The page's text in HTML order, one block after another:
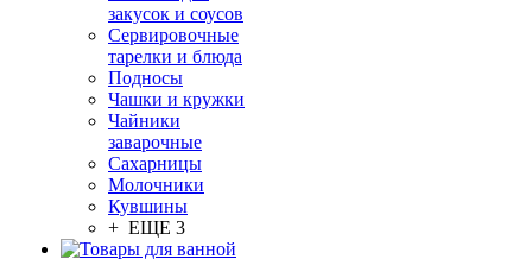
закусок и соусов
Сервировочные
тарелки и блюда
Подносы
Чашки и кружки
Чайники
заварочные
Сахарницы
Молочники
Кувшины
+ ЕЩЕ 3